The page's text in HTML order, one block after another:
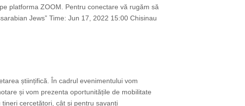
platforma ZOOM. Pentru conectare vă rugăm să
Jews” Time: Jun 17, 2022 15:00 Chisinau
științifică. În cadrul evenimentului vom
și vom prezenta oportunitățile de mobilitate
cercetători, cât și pentru savanți